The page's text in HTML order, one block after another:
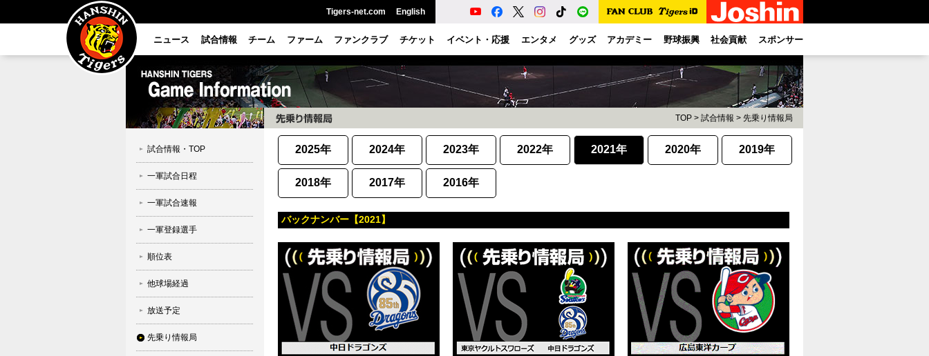
Tigers-net.com English
ニュース 試合情報 チーム ファーム ファンクラブ チケット イベント・応援 エンタメ グッズ アカデミー 野球振興 社会貢献 スポンサー
試合情報・TOP
一軍試合日程
一軍試合速報
一軍登録選手
順位表
他球場経過
放送予定
先乗り情報局
TOP > 試合情報 > 先乗り情報局
2025年 2024年 2023年 2022年 2021年 2020年 2019年
2018年 2017年 2016年
バックナンバー【2021】